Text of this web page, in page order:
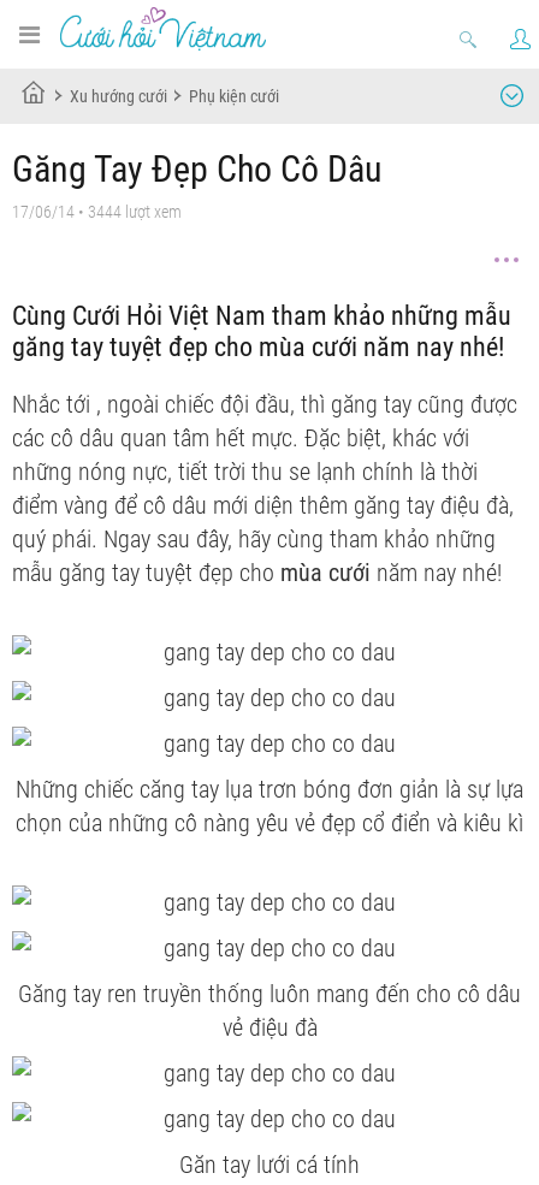
Xu hướng cưới Phụ kiện cưới
Găng Tay Đẹp Cho Cô Dâu
17/06/14 • 3444 lượt xem
Cùng Cưới Hỏi Việt Nam tham khảo những mẫu
găng tay tuyệt đẹp cho mùa cưới năm nay nhé!
Nhắc tới , ngoài chiếc đội đầu, thì găng tay cũng được
các cô dâu quan tâm hết mực. Đặc biệt, khác với
những nóng nực, tiết trời thu se lạnh chính là thời
điểm vàng để cô dâu mới diện thêm găng tay điệu đà,
quý phái. Ngay sau đây, hãy cùng tham khảo những
mẫu găng tay tuyệt đẹp cho mùa cưới năm nay nhé!
Những chiếc căng tay lụa trơn bóng đơn giản là sự lựa
chọn của những cô nàng yêu vẻ đẹp cổ điển và kiêu kì
Găng tay ren truyền thống luôn mang đến cho cô dâu
vẻ điệu đà
Găn tay lưới cá tính